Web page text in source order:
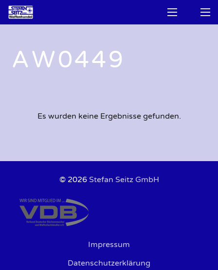
AW0449
Es wurden keine Ergebnisse gefunden.
© 2026 Stefan Seitz GmbH
Impressum
Datenschutzerklärung